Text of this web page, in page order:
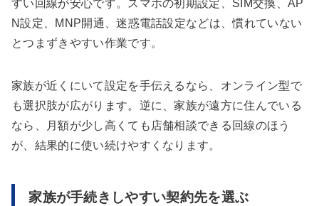
すい回線が安心です。スマホの初期設定、SIM交換、AP
N設定、MNP開通、迷惑電話設定などは、慣れていない
とつまずきやすい作業です。
家族が近くにいて設定を手伝えるなら、オンライン型で
も選択肢が広がります。逆に、家族が遠方に住んでいる
なら、月額が少し高くても店舗相談できる回線のほう
が、結果的に使い続けやすくなります。
家族が手続きしやすい契約先を選ぶ